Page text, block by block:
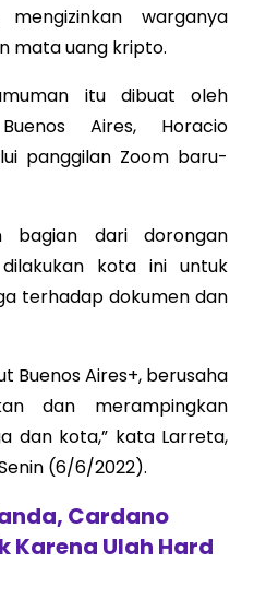
warganya
mata uang kripto.
itu dibuat oleh
Aires, Horacio
panggilan Zoom baru-
bagian dari dorongan
kota ini untuk
terhadap dokumen dan
Buenos Aires+, berusaha
dan merampingkan
dan kota,” kata Larreta,
(6/6/2022).
Cardano
Karena Ulah Hard